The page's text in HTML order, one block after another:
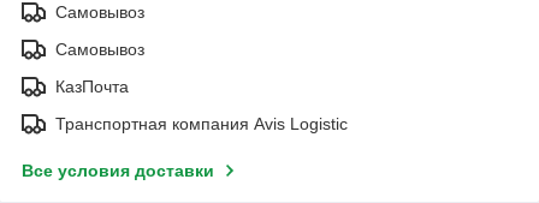
Самовывоз
Самовывоз
КазПочта
Транспортная компания Avis Logistic
Все условия доставки